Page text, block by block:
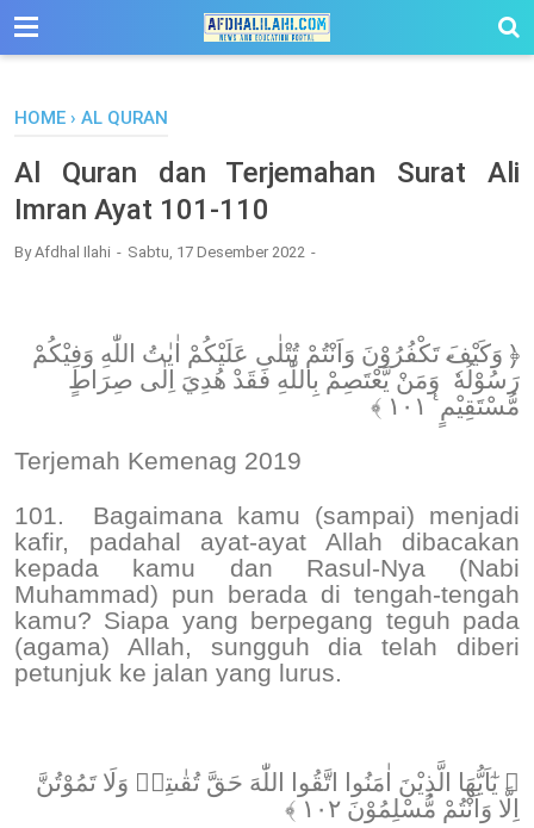
-->
HOME › AL QURAN
Al Quran dan Terjemahan Surat Ali
Imran Ayat 101-110
ByAfdhal Ilahi Sabtu, 17 Desember 2022
﴿ وَكَيْفَ تَكْفُرُوْنَ وَاَنْتُمْ تُتْلٰى عَلَيْكُمْ اٰيٰتُ اللّٰهِ وَفِيْكُمْ
رَسُوْلُهٗ ۗ وَمَنْ يَّعْتَصِمْ بِاللّٰهِ فَقَدْ هُدِيَ اِلٰى صِرَاطٍ
مُّسْتَقِيْمٍ ࣖ ١٠١ ﴾
Terjemah Kemenag 2019
101.
Bagaimana kamu (sampai) menjadi
kafir, padahal ayat-ayat Allah dibacakan
kepada kamu dan Rasul-Nya (Nabi
Muhammad) pun berada di tengah-tengah
kamu? Siapa yang berpegang teguh pada
(agama) Allah, sungguh dia telah diberi
petunjuk ke jalan yang lurus.
﴿ يٰٓاَيُّهَا الَّذِيْنَ اٰمَنُوا اتَّقُوا اللّٰهَ حَقَّ تُقٰىتِهٖ وَلَا تَمُوْتُنَّ
اِلَّا وَاَنْتُمْ مُّسْلِمُوْنَ ١٠٢ ﴾